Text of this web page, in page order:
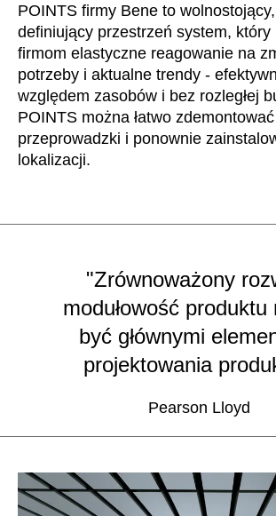
Włochy(IT)
Zjednoczone Emiraty Arabskie
Łotwa (LV)
POINTS firmy Bene to wolnostojący,
definiujący przestrzeń system, który
firmom elastyczne reagowanie na
potrzeby i aktualne trendy -
względem zasobów i bez rozległej
POINTS można łatwo
przeprowadzki i ponownie
lokalizacji.
"Zrównoważony
modułowość produktu
być głównymi
projektowania
Pearson Lloyd